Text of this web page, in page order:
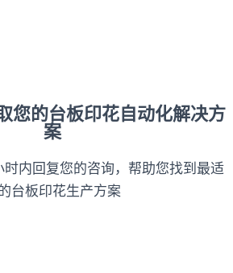
您的台板印花自动化解决方
案
内回复您的咨询，帮助您找到最适
台板印花生产方案